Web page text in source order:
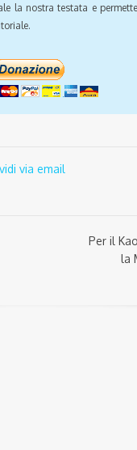
la nostra testata e
via email
Per il
la